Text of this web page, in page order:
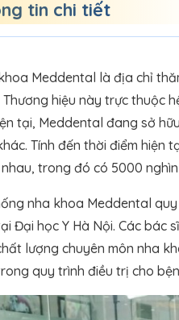
tin chi tiết
Meddental là địa chỉ
Thương hiệu này trực thuộc
tại, Meddental đang sở
Tính đến thời điểm hiện
trong đó có 5000
nha khoa Meddental
Đại học Y Hà Nội. Các bác
lượng chuyên môn nha
quy trình điều trị cho